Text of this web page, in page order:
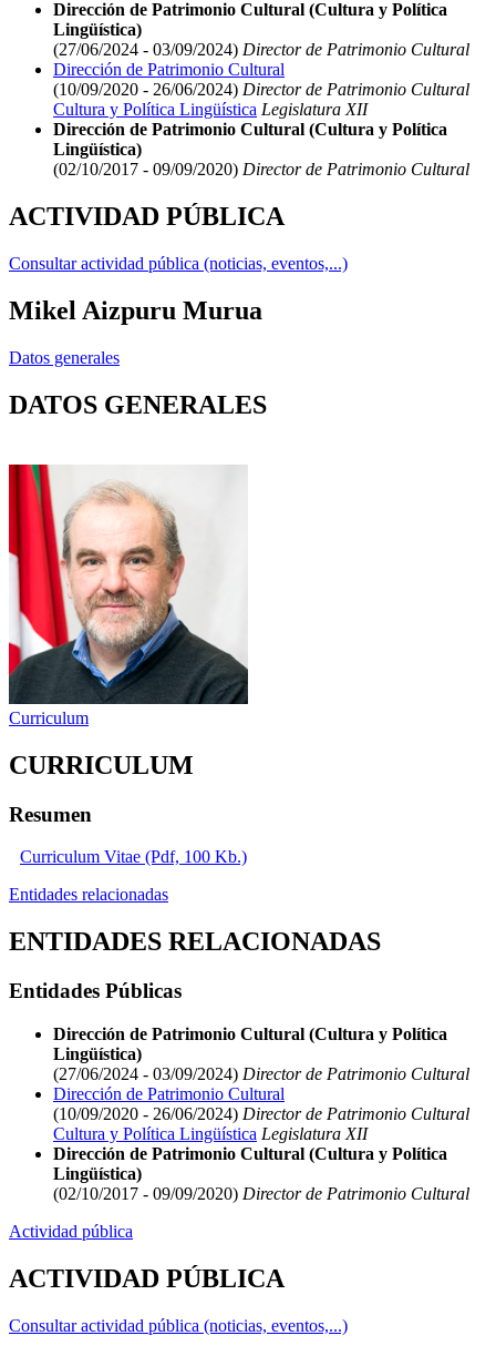
Dirección de Patrimonio Cultural (Cultura y Política
Lingüística)
(27/06/2024 - 03/09/2024) Director de Patrimonio Cultural
Dirección de Patrimonio Cultural
(10/09/2020 - 26/06/2024) Director de Patrimonio Cultural
Cultura y Política Lingüística Legislatura XII
Dirección de Patrimonio Cultural (Cultura y Política
Lingüística)
(02/10/2017 - 09/09/2020) Director de Patrimonio Cultural
ACTIVIDAD PÚBLICA
Consultar actividad pública (noticias, eventos,...)
Mikel Aizpuru Murua
Datos generales
DATOS GENERALES
Curriculum
CURRICULUM
Resumen
Curriculum Vitae (Pdf, 100 Kb.)
Entidades relacionadas
ENTIDADES RELACIONADAS
Entidades Públicas
Dirección de Patrimonio Cultural (Cultura y Política
Lingüística)
(27/06/2024 - 03/09/2024) Director de Patrimonio Cultural
Dirección de Patrimonio Cultural
(10/09/2020 - 26/06/2024) Director de Patrimonio Cultural
Cultura y Política Lingüística Legislatura XII
Dirección de Patrimonio Cultural (Cultura y Política
Lingüística)
(02/10/2017 - 09/09/2020) Director de Patrimonio Cultural
Actividad pública
ACTIVIDAD PÚBLICA
Consultar actividad pública (noticias, eventos,...)